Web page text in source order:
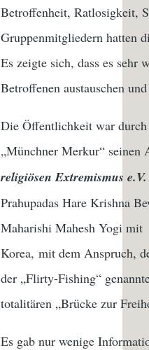
Betroffenheit, Ratlosigkeit,
Gruppenmitgliedern hatten
Es zeigte sich, dass es sehr
Betroffenen austauschen
Die Öffentlichkeit war durch
„Münchner Merkur“
religiösen Extremismus
Prahupadas Hare Krishna
Maharishi Mahesh Yogi mit
Korea, mit dem Anspruch,
der „Flirty-Fishing“
totalitären „Brücke zur
Es gab nur wenige